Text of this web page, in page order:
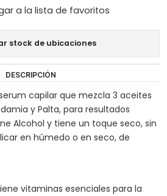
a la lista de favoritos
stock de ubicaciones
DESCRIPCIÓN
serum capilar que mezcla 3 aceites
y Palta, para resultados
Alcohol y tiene un toque seco, sin
en húmedo o en seco, de
vitaminas esenciales para la